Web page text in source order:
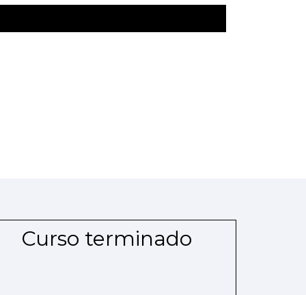
Curso terminado